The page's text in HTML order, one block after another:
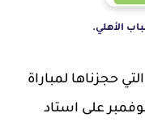
الأهلي.
حجزناها لمباراة
الأهلي والعين يوم الأحد 26 نوفمبر على استاد